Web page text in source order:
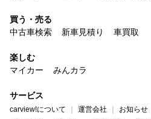
買う・売る
中古車検索
新車見積り 車買取
楽しむ
マイカー
みんカラ
サービス
carview!について 運営会社 お知らせ